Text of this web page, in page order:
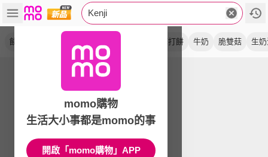
Kenji
餅乾 蘇打餅 牛奶 脆雙菇 生
momo購物
生活大小事都是momo的事
開啟「momo購物」APP